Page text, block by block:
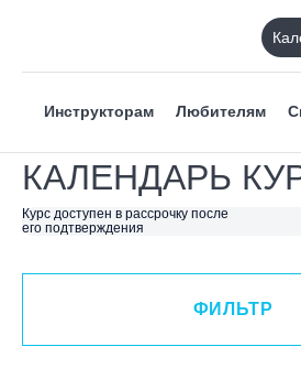
Инструкторам Любителям
КАЛЕНДАРЬ
Курс доступен в рассрочку после
его подтверждения
ФИЛЬТР
ВИД СПОРТА
Я ХОЧУ
КАТЕГОРИЯ
ФИЛЬТР